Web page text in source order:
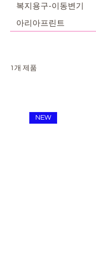
복지용구-이동변기
아리아프린트
1개 제품
NEW